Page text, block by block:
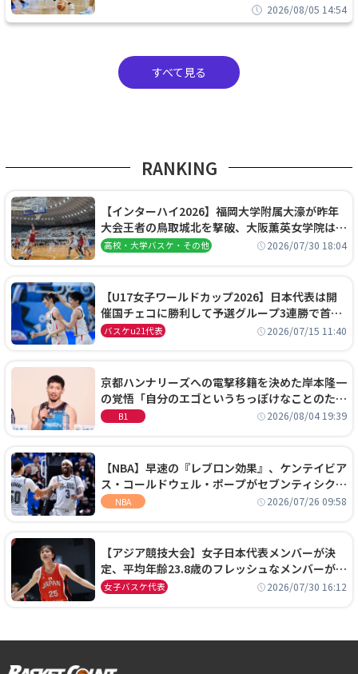
2026/08/05 14:54
すべて見る
RANKING
【インターハイ2026】福岡大学附属大濠が昨年
大会王者の鳥取城北を撃破、大阪薫英女学院は岐
阜女子に完勝、大会3日目試合結果
高校・大学バスケ・その他 2026/07/30 18:04
【U17女子ワールドカップ2026】日本代表は開
催国チェコに勝利して予選グループ3連勝で首位
通過！準々決勝の相手はエジプトに決定
バスケu21代表 2026/07/15 11:40
京都ハンナリーズへの電撃移籍を決めた岸本隆一
の覚悟「自分のエゴというちっぽけなことのため
に、京都に来たわけではない」
B1 2026/08/04 19:39
【NBA】早速の『レブロン効果』、ケンテイビア
ス・コールドウェル・ポープがセブンティシクサ
ーズに1年契約で加入
NBA 2026/07/26 09:58
【アジア競技大会】女子日本代表メンバーが決
定、平均年齢23.8歳のフレッシュなメンバーが日
本開催の大舞台で頂点を狙う
女子バスケ代表 2026/07/30 16:12